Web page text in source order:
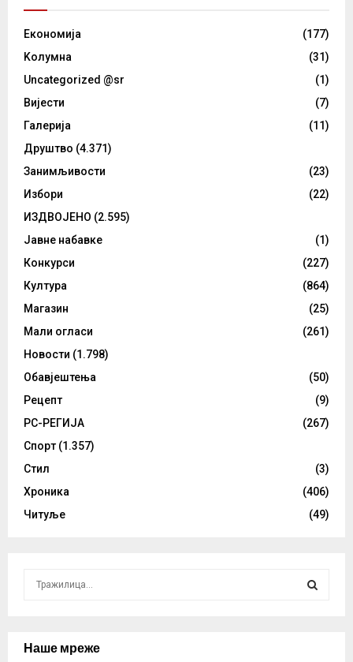
Eкономија
(177)
Kолумнa
(31)
Uncategorized @sr
(1)
Вијести
(7)
Галерија
(11)
Друштво (4.371)
Занимљивости
(23)
Избори
(22)
ИЗДВОЈЕНО (2.595)
Јавне набавке
(1)
Конкурси
(227)
Култура
(864)
Магазин
(25)
Мали огласи
(261)
Новости (1.798)
Обавјештења
(50)
Рецепт
(9)
РС-РЕГИЈА
(267)
Спорт (1.357)
Стил
(3)
Хроника
(406)
Читуље
(49)
cНаше мреже